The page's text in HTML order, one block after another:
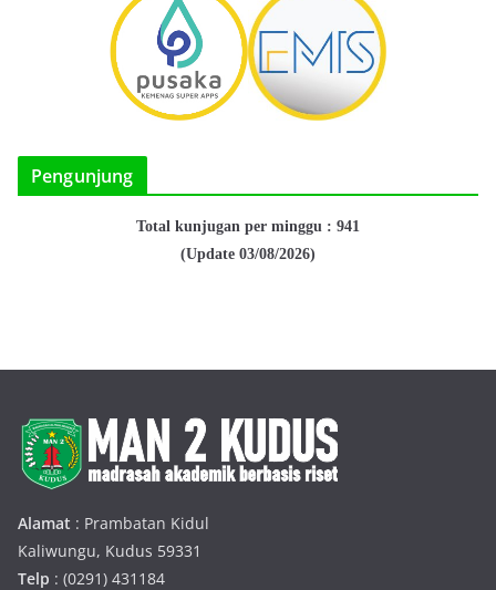
Pengunjung
Total kunjugan per minggu : 941
(Update 03/08/2026)
Alamat : Prambatan Kidul
Kaliwungu, Kudus 59331
Telp : (0291) 431184